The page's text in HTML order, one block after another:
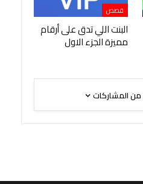
قصص
البنت اللي تدق على أرقام
مميزة الجزء الاول
من المشاركات